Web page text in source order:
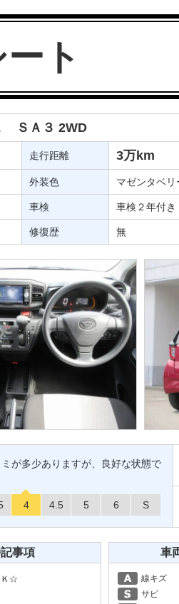
ト
ＳＡ３ 2WD
走行距離 3万km
外装色 マゼンタベリ
車検 車検２年付き
修復歴 無
が多少ありますが、良好な状態で
4 4.5 5 6 S
事項
Ｋ☆
車
線キズ
サビ